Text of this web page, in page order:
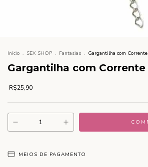
Início . SEX SHOP . Fantasias . Gargantilha com Corrente
Gargantilha com Corrente
R$25,90
MEIOS DE PAGAMENTO